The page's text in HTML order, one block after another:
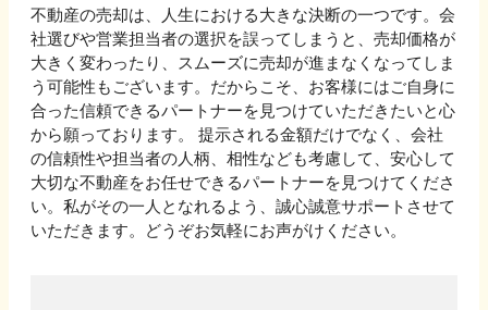
不動産の売却は、人生における大きな決断の一つです。会
社選びや営業担当者の選択を誤ってしまうと、売却価格が
大きく変わったり、スムーズに売却が進まなくなってしま
う可能性もございます。だからこそ、お客様にはご自身に
合った信頼できるパートナーを見つけていただきたいと心
から願っております。 提示される金額だけでなく、会社
の信頼性や担当者の人柄、相性なども考慮して、安心して
大切な不動産をお任せできるパートナーを見つけてくださ
い。私がその一人となれるよう、誠心誠意サポートさせて
いただきます。どうぞお気軽にお声がけください。